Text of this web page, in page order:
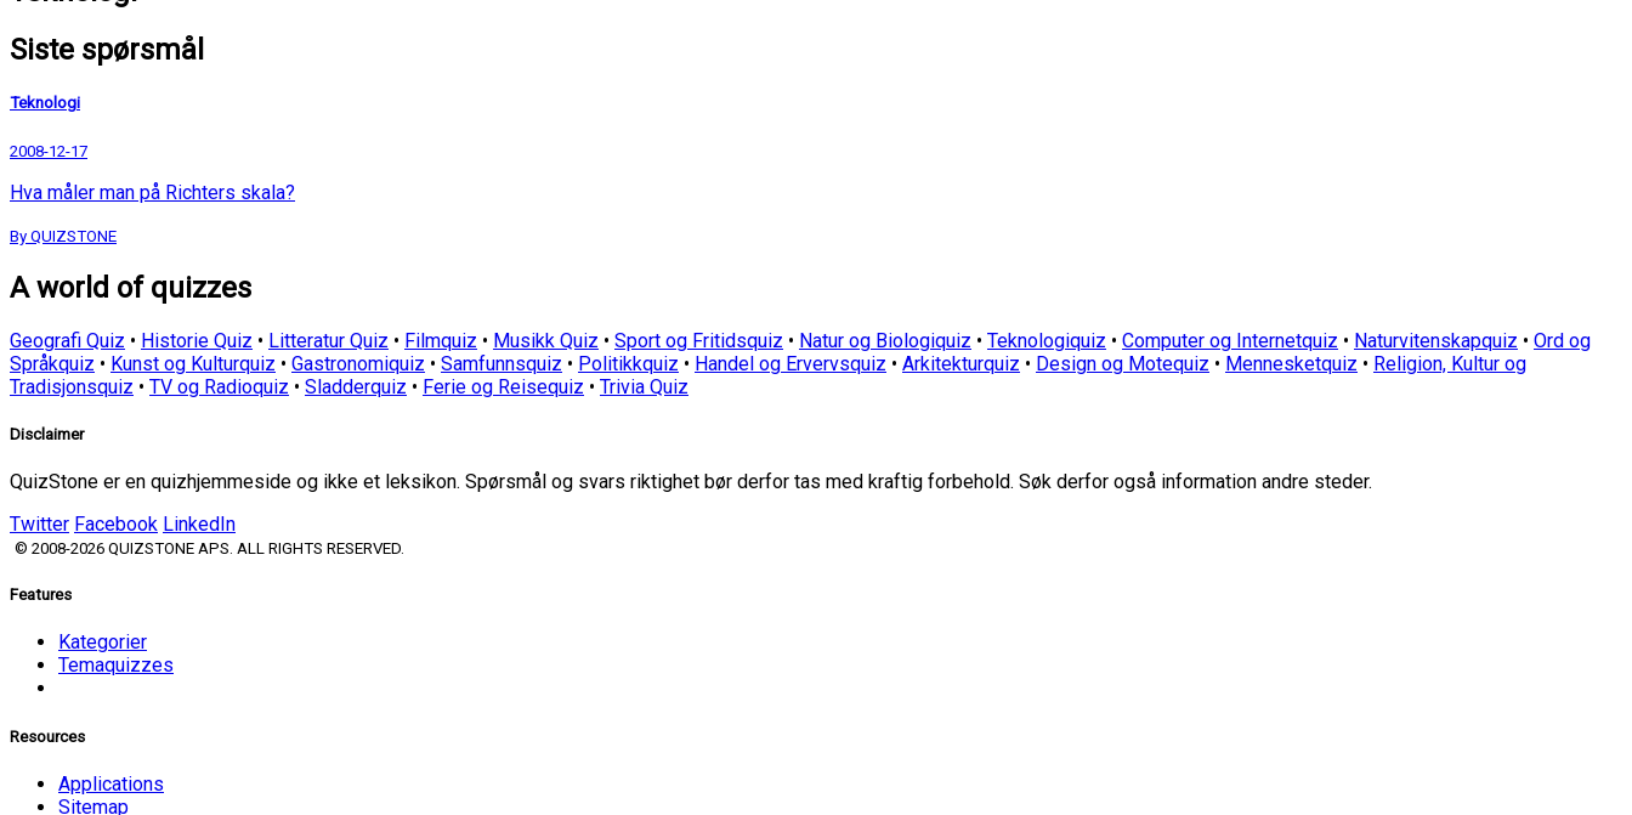
Siste spørsmål
Teknologi
2008-12-17
Hva måler man på Richters skala?
By QUIZSTONE
A world of quizzes
Geografi Quiz • Historie Quiz • Litteratur Quiz • Filmquiz • Musikk Quiz • Sport og Fritidsquiz • Natur og Biologiquiz • Teknologiquiz • Computer og Internetquiz • Naturvitenskapquiz • Ord og
Språkquiz • Kunst og Kulturquiz • Gastronomiquiz • Samfunnsquiz • Politikkquiz • Handel og Ervervsquiz • Arkitekturquiz • Design og Motequiz • Mennesketquiz • Religion, Kultur og
Tradisjonsquiz • TV og Radioquiz • Sladderquiz • Ferie og Reisequiz • Trivia Quiz
Disclaimer
QuizStone er en quizhjemmeside og ikke et leksikon. Spørsmål og svars riktighet bør derfor tas med kraftig forbehold. Søk derfor også information andre steder.
Twitter Facebook LinkedIn
© 2008-2026 QUIZSTONE APS. ALL RIGHTS RESERVED.
Features
Kategorier
Temaquizzes
Resources
Applications
Sitemap